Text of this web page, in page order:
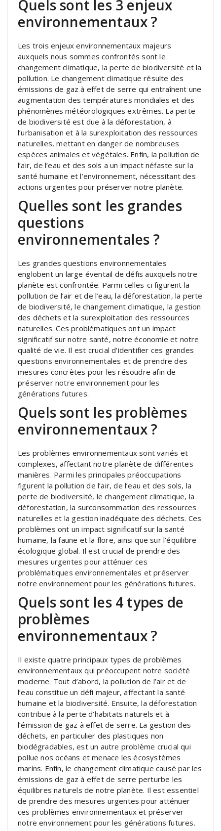
Quels sont les 3 enjeux
environnementaux ?
Les trois enjeux environnementaux majeurs
auxquels nous sommes confrontés sont le
changement climatique, la perte de biodiversité et la
pollution. Le changement climatique résulte des
émissions de gaz à effet de serre qui entraînent une
augmentation des températures mondiales et des
phénomènes météorologiques extrêmes. La perte
de biodiversité est due à la déforestation, à
l’urbanisation et à la surexploitation des ressources
naturelles, mettant en danger de nombreuses
espèces animales et végétales. Enfin, la pollution de
l’air, de l’eau et des sols a un impact néfaste sur la
santé humaine et l’environnement, nécessitant des
actions urgentes pour préserver notre planète.
Quelles sont les grandes
questions
environnementales ?
Les grandes questions environnementales
englobent un large éventail de défis auxquels notre
planète est confrontée. Parmi celles-ci figurent la
pollution de l’air et de l’eau, la déforestation, la perte
de biodiversité, le changement climatique, la gestion
des déchets et la surexploitation des ressources
naturelles. Ces problématiques ont un impact
significatif sur notre santé, notre économie et notre
qualité de vie. Il est crucial d’identifier ces grandes
questions environnementales et de prendre des
mesures concrètes pour les résoudre afin de
préserver notre environnement pour les
générations futures.
Quels sont les problèmes
environnementaux ?
Les problèmes environnementaux sont variés et
complexes, affectant notre planète de différentes
manières. Parmi les principales préoccupations
figurent la pollution de l’air, de l’eau et des sols, la
perte de biodiversité, le changement climatique, la
déforestation, la surconsommation des ressources
naturelles et la gestion inadéquate des déchets. Ces
problèmes ont un impact significatif sur la santé
humaine, la faune et la flore, ainsi que sur l’équilibre
écologique global. Il est crucial de prendre des
mesures urgentes pour atténuer ces
problématiques environnementales et préserver
notre environnement pour les générations futures.
Quels sont les 4 types de
problèmes
environnementaux ?
Il existe quatre principaux types de problèmes
environnementaux qui préoccupent notre société
moderne. Tout d’abord, la pollution de l’air et de
l’eau constitue un défi majeur, affectant la santé
humaine et la biodiversité. Ensuite, la déforestation
contribue à la perte d’habitats naturels et à
l’émission de gaz à effet de serre. La gestion des
déchets, en particulier des plastiques non
biodégradables, est un autre problème crucial qui
pollue nos océans et menace les écosystèmes
marins. Enfin, le changement climatique causé par les
émissions de gaz à effet de serre perturbe les
équilibres naturels de notre planète. Il est essentiel
de prendre des mesures urgentes pour atténuer
ces problèmes environnementaux et préserver
notre environnement pour les générations futures.